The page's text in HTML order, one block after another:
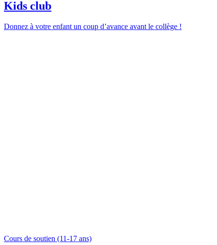
Kids club
Donnez à votre enfant un coup d’avance avant le collège !
Cours de soutien (11-17 ans)